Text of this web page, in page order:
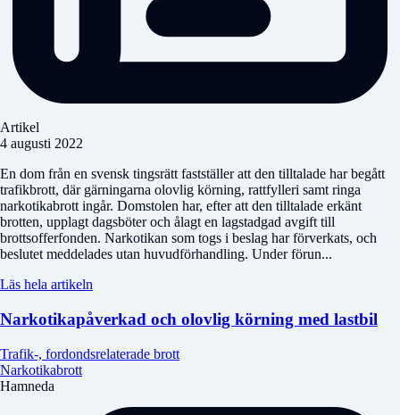
Artikel
4 augusti 2022
En dom från en svensk tingsrätt fastställer att den tilltalade har begått
trafikbrott, där gärningarna olovlig körning, rattfylleri samt ringa
narkotikabrott ingår. Domstolen har, efter att den tilltalade erkänt
brotten, upplagt dagsböter och ålagt en lagstadgad avgift till
brottsofferfonden. Narkotikan som togs i beslag har förverkats, och
beslutet meddelades utan huvudförhandling. Under förun...
Läs hela artikeln
Narkotikapåverkad och olovlig körning med lastbil
Trafik-, fordondsrelaterade brott
Narkotikabrott
Hamneda